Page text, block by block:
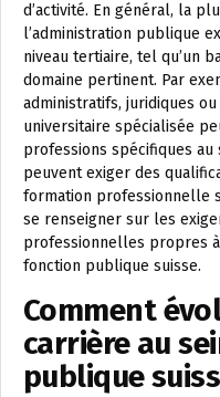
d’activité. En général, la
l’administration publique
niveau tertiaire, tel qu’un
domaine pertinent. Par
administratifs, juridiques
universitaire spécialisée
professions spécifiques
peuvent exiger des
formation professionnelle
se renseigner sur les
professionnelles propres
fonction publique suisse.
Comment
carrière au
publique